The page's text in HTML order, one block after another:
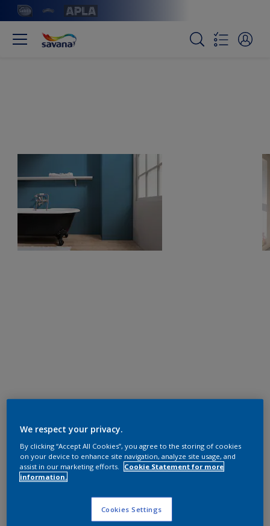
We respect your privacy.
By clicking “Accept All Cookies”, you agree to the storing of cookies
on your device to enhance site navigation, analyze site usage, and
assist in our marketing efforts.
Cookie Statement for more
information.
Cookies Settings